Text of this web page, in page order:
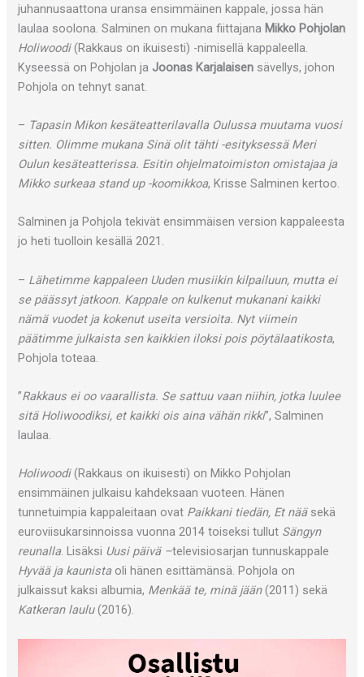
juhannusaattona uransa ensimmäinen kappale, jossa hän
laulaa soolona. Salminen on mukana fiittajana Mikko Pohjolan
Holiwoodi(Rakkaus on ikuisesti) -nimisellä kappaleella.
Kyseessä on Pohjolan ja Joonas Karjalaisen sävellys, johon
Pohjola on tehnyt sanat.
– Tapasin Mikon kesäteatterilavalla Oulussa muutama vuosi
sitten. Olimme mukana Sinä olit tähti -esityksessä Meri
Oulun kesäteatterissa. Esitin ohjelmatoimiston omistajaa ja
Mikko surkeaa stand up -koomikkoa, Krisse Salminen kertoo.
Salminen ja Pohjola tekivät ensimmäisen version kappaleesta
jo heti tuolloin kesällä 2021.
– Lähetimme kappaleen Uuden musiikin kilpailuun, mutta ei
se päässyt jatkoon. Kappale on kulkenut mukanani kaikki
nämä vuodet ja kokenut useita versioita. Nyt viimein
päätimme julkaista sen kaikkien iloksi pois pöytälaatikosta,
Pohjola toteaa.
”Rakkaus ei oo vaarallista. Se sattuu vaan niihin, jotka luulee
sitä Holiwoodiksi, et kaikki ois aina vähän rikki”, Salminen
laulaa.
Holiwoodi(Rakkaus on ikuisesti) on Mikko Pohjolan
ensimmäinen julkaisu kahdeksaan vuoteen. Hänen
tunnetuimpia kappaleitaan ovat Paikkani tiedän, Et nääsekä
euroviisukarsinnoissa vuonna 2014 toiseksi tullut Sängyn
reunalla. Lisäksi Uusi päivä –televisiosarjan tunnuskappale
Hyvää ja kaunista oli hänen esittämänsä. Pohjola on
julkaissut kaksi albumia, Menkää te, minä jään(2011) sekä
Katkeran laulu(2016).